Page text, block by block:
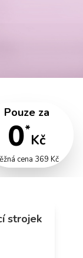
Pouze za
0*
Kč
cena 369 Kč
strojek